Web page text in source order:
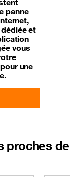
panne
et
vous
une
proches de